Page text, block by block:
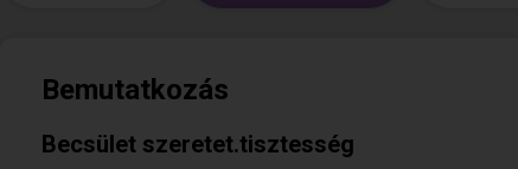
Bemutatkozás
Becsület szeretet.tisztesség